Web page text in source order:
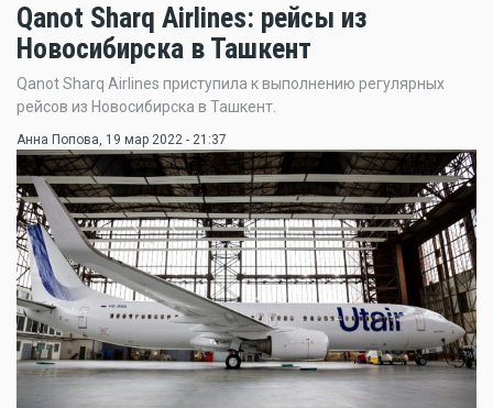
Qanot Sharq Airlines: рейсы из
Новосибирска в Ташкент
Qanot Sharq Airlines приступила к выполнению регулярных
рейсов из Новосибирска в Ташкент.
Анна Попова, 19 мар 2022 - 21:37